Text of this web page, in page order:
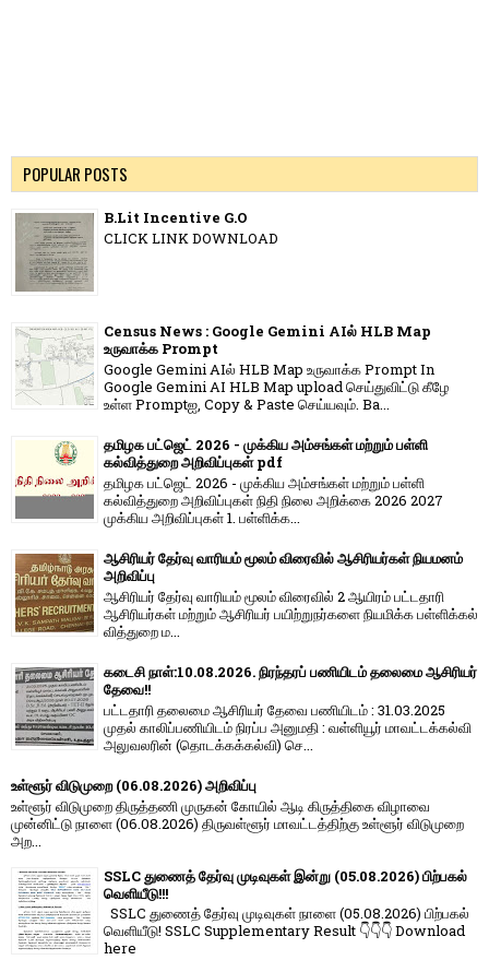
POPULAR POSTS
B.Lit Incentive G.O
CLICK LINK DOWNLOAD
Census News : Google Gemini AIல் HLB Map
உருவாக்க Prompt
Google Gemini AIல் HLB Map உருவாக்க Prompt In
Google Gemini AI HLB Map upload செய்துவிட்டு கீழே
உள்ள Promptஐ, Copy & Paste செய்யவும். Ba...
தமிழக பட்ஜெட் 2026 - முக்கிய அம்சங்கள் மற்றும் பள்ளி
கல்வித்துறை அறிவிப்புகள் pdf
தமிழக பட்ஜெட் 2026 - முக்கிய அம்சங்கள் மற்றும் பள்ளி
கல்வித்துறை அறிவிப்புகள் நிதி நிலை அறிக்கை 2026 2027
முக்கிய அறிவிப்புகள் 1. பள்ளிக்க...
ஆசிரியர் தேர்வு வாரியம் மூலம் விரைவில் ஆசிரியர்கள் நியமனம்
அறிவிப்பு
ஆசிரியர் தேர்வு வாரி​யம் மூலம் விரை​வில் 2 ஆயிரம் பட்​ட​தாரி
ஆசிரியர்​கள் மற்​றும் ஆசிரியர் பயிற்றுநர்​களை நியமிக்க பள்​ளிக்​கல்​
வித்​துறை ம...
கடைசி நாள்:10.08.2026. நிரந்தரப் பணியிடம் தலைமை ஆசிரியர்
தேவை!!
பட்டதாரி தலைமை ஆசிரியர் தேவை பணியிடம் : 31.03.2025
முதல் காலிப்பணியிடம் நிரப்ப அனுமதி : வள்ளியூர் மாவட்டக்கல்வி
அலுவலரின் (தொடக்கக்கல்வி) செ...
உள்ளூர் விடுமுறை (06.08.2026) அறிவிப்பு
உள்ளூர் விடுமுறை திருத்தணி முருகன் கோயில் ஆடி கிருத்திகை விழாவை
முன்னிட்டு நாளை (06.08.2026) திருவள்ளூர் மாவட்டத்திற்கு உள்ளூர் விடுமுறை
அற...
SSLC துணைத் தேர்வு முடிவுகள் இன்று (05.08.2026) பிற்பகல்
வெளியீடு!!!
SSLC துணைத் தேர்வு முடிவுகள் நாளை (05.08.2026) பிற்பகல்
வெளியீடு! SSLC Supplementary Result 👇👇👇 Download
here